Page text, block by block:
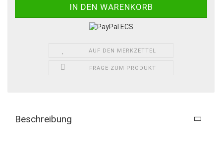
AUF DEN MERKZETTEL
FRAGE ZUM PRODUKT
Beschreibung